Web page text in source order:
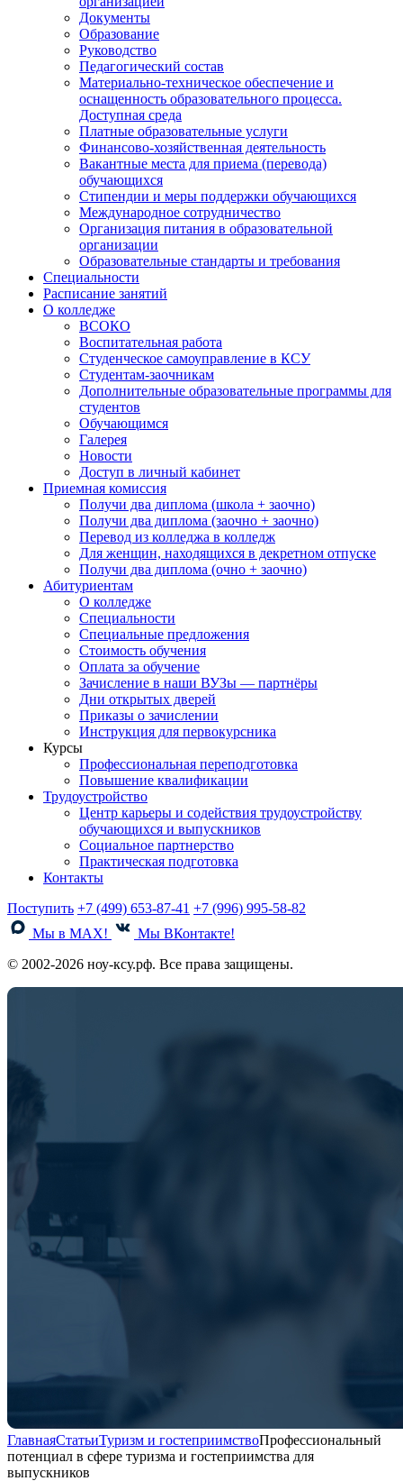
Документы
Образование
Руководство
Педагогический состав
Материально-техническое обеспечение и
оснащенность образовательного процесса.
Доступная среда
Платные образовательные услуги
Финансово-хозяйственная деятельность
Вакантные места для приема (перевода)
обучающихся
Стипендии и меры поддержки обучающихся
Международное сотрудничество
Организация питания в образовательной
организации
Образовательные стандарты и требования
Специальности
Расписание занятий
О колледже
ВСОКО
Воспитательная работа
Студенческое самоуправление в КСУ
Студентам-заочникам
Дополнительные образовательные программы для
студентов
Обучающимся
Галерея
Новости
Доступ в личный кабинет
Приемная комиссия
Получи два диплома (школа + заочно)
Получи два диплома (заочно + заочно)
Перевод из колледжа в колледж
Для женщин, находящихся в декретном отпуске
Получи два диплома (очно + заочно)
Абитуриентам
О колледже
Специальности
Специальные предложения
Стоимость обучения
Оплата за обучение
Зачисление в наши ВУЗы — партнёры
Дни открытых дверей
Приказы о зачислении
Инструкция для первокурсника
Курсы
Профессиональная переподготовка
Повышение квалификации
Трудоустройство
Центр карьеры и содействия трудоустройству
обучающихся и выпускников
Социальное партнерство
Практическая подготовка
Контакты
Поступить +7 (499) 653-87-41 +7 (996) 995-58-82
Мы в MAX!
Мы ВКонтакте!
© 2002-2026 ноу-ксу.рф. Все права защищены.
ГлавнаяСтатьиТуризм и гостеприимствоПрофессиональный
потенциал в сфере туризма и гостеприимства для
выпускников